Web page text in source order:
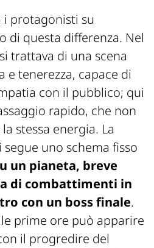
protagonisti su
di questa differenza. Nel
trattava di una scena
e tenerezza, capace di
con il pubblico; qui
rapido, che non
stessa energia. La
uno schema fisso
un pianeta, breve
di combattimenti in
con un boss finale.
prime ore può apparire
il progredire del